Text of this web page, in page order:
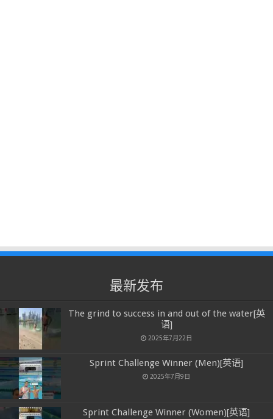
最新发布
The grind to success in and out of the water[英
语]
2025年7月22日
Sprint Challenge Winner (Men)[英语]
2025年7月9日
Sprint Challenge Winner (Women)[英语]